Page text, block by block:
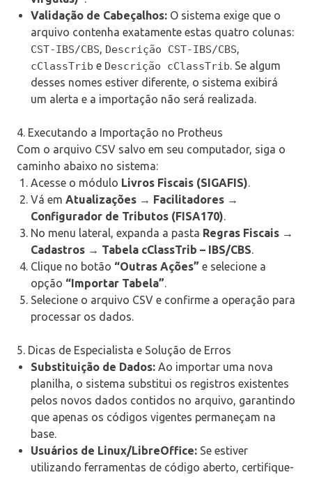
Validação de Cabeçalhos: O sistema exige que o
arquivo contenha exatamente estas quatro colunas:
CST-IBS/CBS, Descrição CST-IBS/CBS,
cClassTrib e Descrição cClassTrib. Se algum
desses nomes estiver diferente, o sistema exibirá
um alerta e a importação não será realizada.
4. Executando a Importação no Protheus
Com o arquivo CSV salvo em seu computador, siga o
caminho abaixo no sistema:
Acesse o módulo Livros Fiscais (SIGAFIS).
Vá em Atualizações → Facilitadores →
Configurador de Tributos (FISA170).
No menu lateral, expanda a pasta Regras Fiscais →
Cadastros → Tabela cClassTrib – IBS/CBS.
Clique no botão “Outras Ações” e selecione a
opção “Importar Tabela”.
Selecione o arquivo CSV e confirme a operação para
processar os dados.
5. Dicas de Especialista e Solução de Erros
Substituição de Dados: Ao importar uma nova
planilha, o sistema substitui os registros existentes
pelos novos dados contidos no arquivo, garantindo
que apenas os códigos vigentes permaneçam na
base.
Usuários de Linux/LibreOffice: Se estiver
utilizando ferramentas de código aberto, certifique-